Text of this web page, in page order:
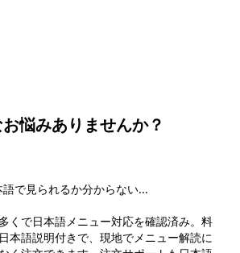
悩みありませんか？
で見られるか分からない...
くで日本語メニュー対応を確認済み。料
本語説明付きで、現地でメニュー解読に